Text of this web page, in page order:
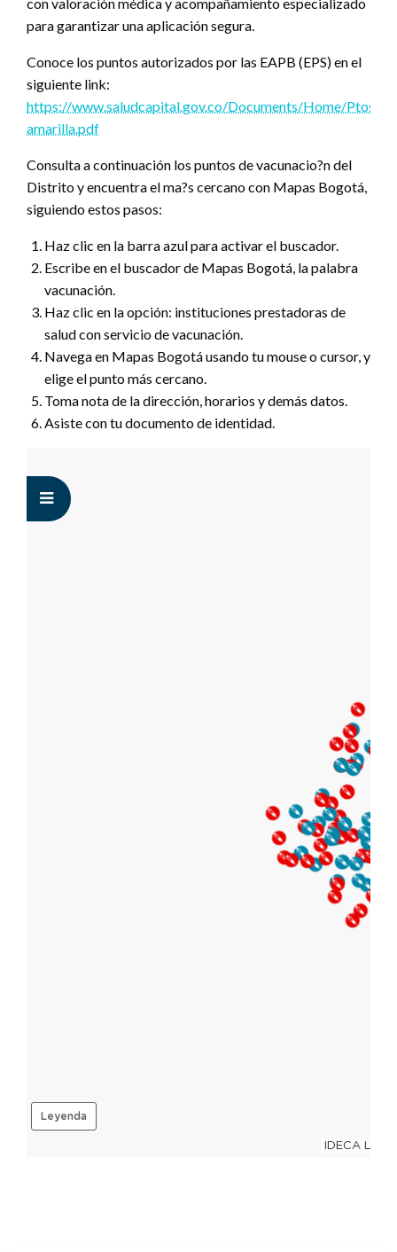
para garantizar una aplicación segura.
Conoce los puntos autorizados por las EAPB (EPS) en el
siguiente link:
https://www.saludcapital.gov.co/Documents/Home/
amarilla.pdf
Consulta a continuación los puntos de vacunacio?n del
Distrito y encuentra el ma?s cercano con Mapas Bogotá,
siguiendo estos pasos:
Haz clic en la barra azul para activar el buscador.
Escribe en el buscador de Mapas Bogotá, la palabra
vacunación.
Haz clic en la opción: instituciones prestadoras de
salud con servicio de vacunación.
Navega en Mapas Bogotá usando tu mouse o cursor, y
elige el punto más cercano.
Toma nota de la dirección, horarios y demás datos.
Asiste con tu documento de identidad.